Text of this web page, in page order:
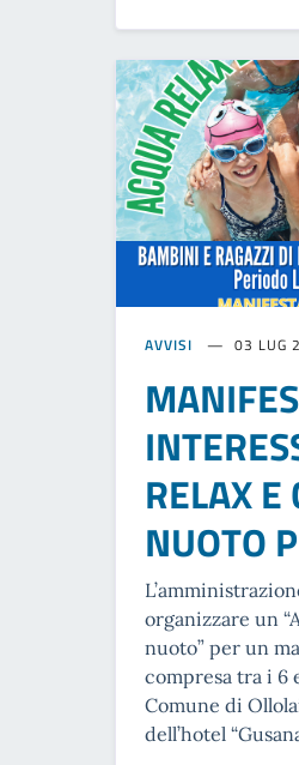
AVVISI 03 LUG
RELAX E
NUOTO
organizzare un
nuoto” per un
compresa tra i 6
Comune di
dell’hotel